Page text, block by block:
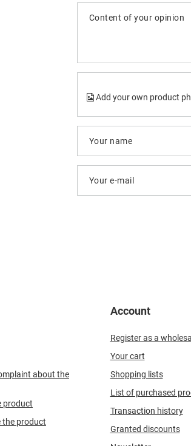
Content of your opinion
Add your own product
Your name
Your e-mail
about the
product
the product
Account
Register as a
Your cart
Shopping lists
List of purchased
Transaction history
Granted discounts